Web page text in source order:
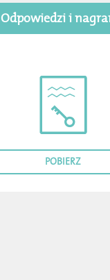
Odpowiedzi i
POBIERZ